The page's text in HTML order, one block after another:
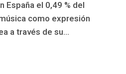
España el 0,49 % del
como expresión
a través de su...